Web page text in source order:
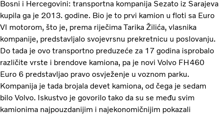
Bosni i Hercegovini: transportna kompanija Sezato iz Sarajeva
kupila ga je 2013. godine. Bio je to prvi kamion u floti sa Euro
VI motorom, što je, prema riječima Tarika Žilića, vlasnika
kompanije, predstavljalo svojevrsnu prekretnicu u poslovanju.
Do tada je ovo transportno preduzeće za 17 godina isprobalo
različite vrste i brendove kamiona, pa je novi Volvo FH460
Euro 6 predstavljao pravo osvježenje u voznom parku.
Kompanija je tada brojala devet kamiona, od čega je sedam
bilo Volvo. Iskustvo je govorilo tako da su se među svim
kamionima najpouzdanijim i najekonomičnijim pokazali